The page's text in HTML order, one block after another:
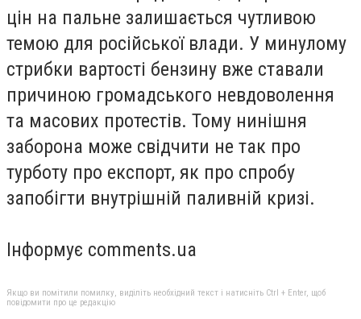
цін на пальне залишається чутливою
темою для російської влади. У минулому
стрибки вартості бензину вже ставали
причиною громадського невдоволення
та масових протестів. Тому нинішня
заборона може свідчити не так про
турботу про експорт, як про спробу
запобігти внутрішній паливній кризі.
Інформує comments.ua
Якщо ви помітили помилку, виділіть необхідний текст і натисніть Ctrl + Enter, щоб
повідомити про це редакцію